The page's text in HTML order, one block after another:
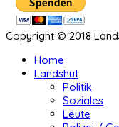
Copyright © 2018
Home
Landshut
Politik
Soziales
Leute